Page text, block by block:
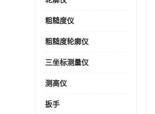
粗糙度仪
粗糙度轮廓仪
三坐标测量仪
测高仪
扳手